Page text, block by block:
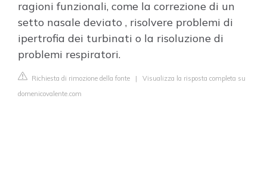
ragioni funzionali, come la correzione di un
setto nasale deviato , risolvere problemi di
ipertrofia dei turbinati o la risoluzione di
problemi respiratori.
Richiesta di rimozione della fonte | Visualizza la risposta completa su
domenicovalente.com